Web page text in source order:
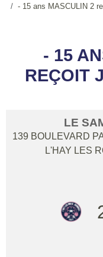
- 15 ans MASCULIN 2
- 15
REÇOIT
LE
139 BOULEVARD
L'HAY LES